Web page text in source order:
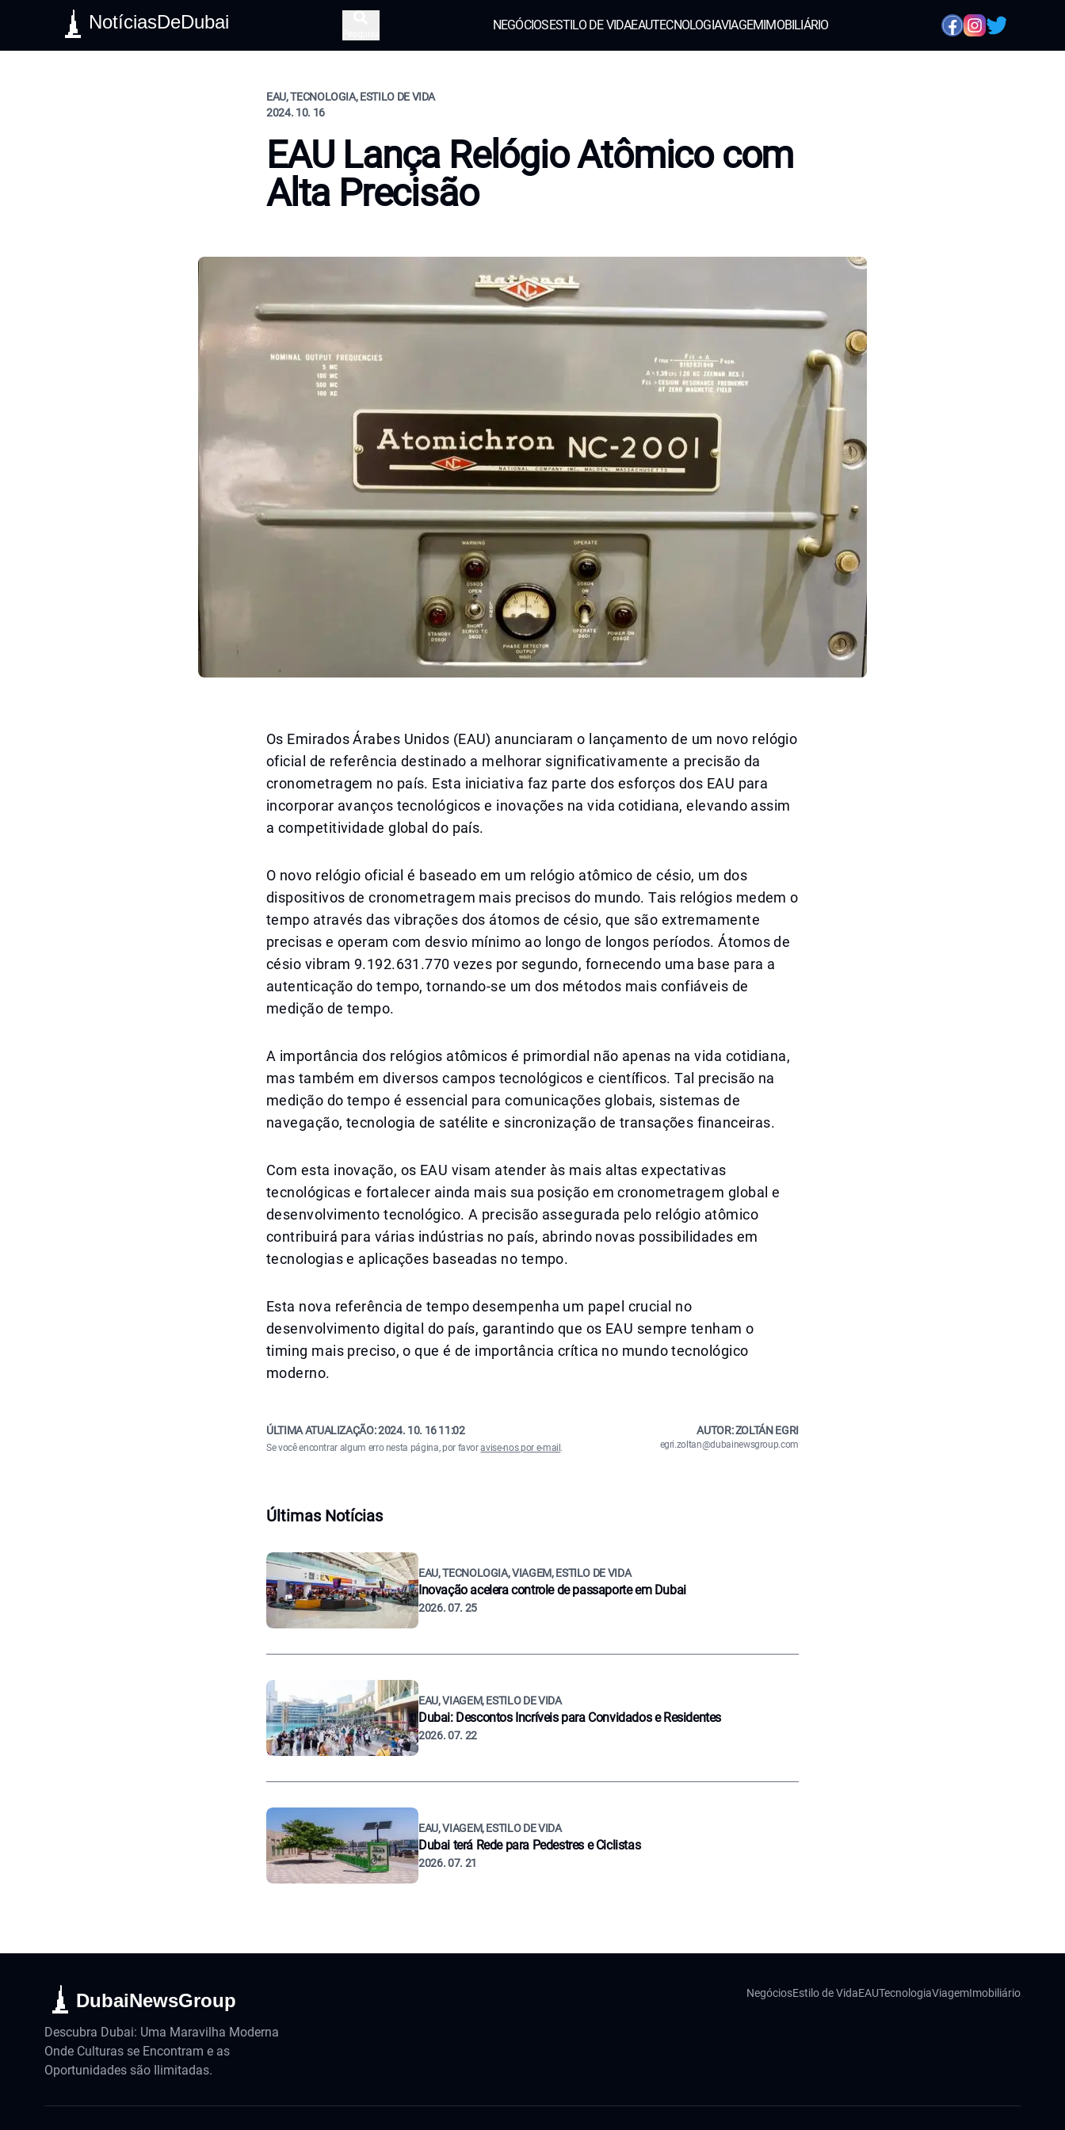
NotíciasDeDubai NEGÓCIOSESTILO DE VIDAEAUTECNOLOGIAVIAGEMIMOBILIÁRIO
EAU, TECNOLOGIA, ESTILO DE VIDA
2024. 10. 16
EAU Lança Relógio Atômico com
Alta Precisão
Os Emirados Árabes Unidos (EAU) anunciaram o lançamento de um novo relógio
oficial de referência destinado a melhorar significativamente a precisão da
cronometragem no país. Esta iniciativa faz parte dos esforços dos EAU para
incorporar avanços tecnológicos e inovações na vida cotidiana, elevando assim
a competitividade global do país.
O novo relógio oficial é baseado em um relógio atômico de césio, um dos
dispositivos de cronometragem mais precisos do mundo. Tais relógios medem o
tempo através das vibrações dos átomos de césio, que são extremamente
precisas e operam com desvio mínimo ao longo de longos períodos. Átomos de
césio vibram 9.192.631.770 vezes por segundo, fornecendo uma base para a
autenticação do tempo, tornando-se um dos métodos mais confiáveis de
medição de tempo.
A importância dos relógios atômicos é primordial não apenas na vida cotidiana,
mas também em diversos campos tecnológicos e científicos. Tal precisão na
medição do tempo é essencial para comunicações globais, sistemas de
navegação, tecnologia de satélite e sincronização de transações financeiras.
Com esta inovação, os EAU visam atender às mais altas expectativas
tecnológicas e fortalecer ainda mais sua posição em cronometragem global e
desenvolvimento tecnológico. A precisão assegurada pelo relógio atômico
contribuirá para várias indústrias no país, abrindo novas possibilidades em
tecnologias e aplicações baseadas no tempo.
Esta nova referência de tempo desempenha um papel crucial no
desenvolvimento digital do país, garantindo que os EAU sempre tenham o
timing mais preciso, o que é de importância crítica no mundo tecnológico
moderno.
ÚLTIMA ATUALIZAÇÃO:2024. 10. 16 11:02
Se você encontrar algum erro nesta página, por favoravise-nos por e-mail .
AUTOR: ZOLTÁN EGRI
egri.zoltan@dubainewsgroup.com
Últimas Notícias
EAU, TECNOLOGIA, VIAGEM, ESTILO DE VIDA
Inovação acelera controle de passaporte em Dubai
2026. 07. 25
EAU, VIAGEM, ESTILO DE VIDA
Dubai: Descontos Incríveis para Convidados e Residentes
2026. 07. 22
EAU, VIAGEM, ESTILO DE VIDA
Dubai terá Rede para Pedestres e Ciclistas
2026. 07. 21
DubaiNewsGroup
Descubra Dubai: Uma Maravilha Moderna
Onde Culturas se Encontram e as
Oportunidades são Ilimitadas.
NegóciosEstilo de VidaEAUTecnologiaViagemImobiliário